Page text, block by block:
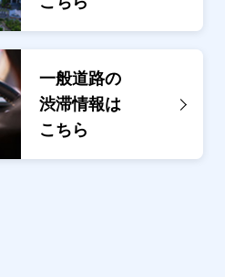
一般道路の
渋滞情報は
こちら